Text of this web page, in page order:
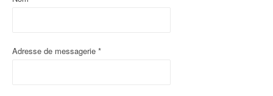
Adresse de messagerie *